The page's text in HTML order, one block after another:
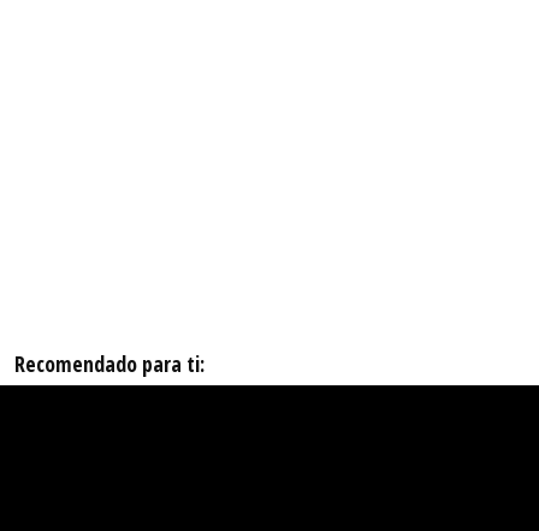
Recomendado para ti: